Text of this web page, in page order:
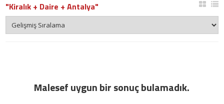
"Kiralık + Daire + Antalya"
Malesef uygun bir sonuç bulamadık.